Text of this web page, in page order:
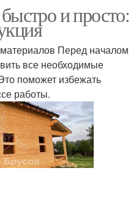
и просто:
Перед началом
все необходимые
поможет избежать
работы.